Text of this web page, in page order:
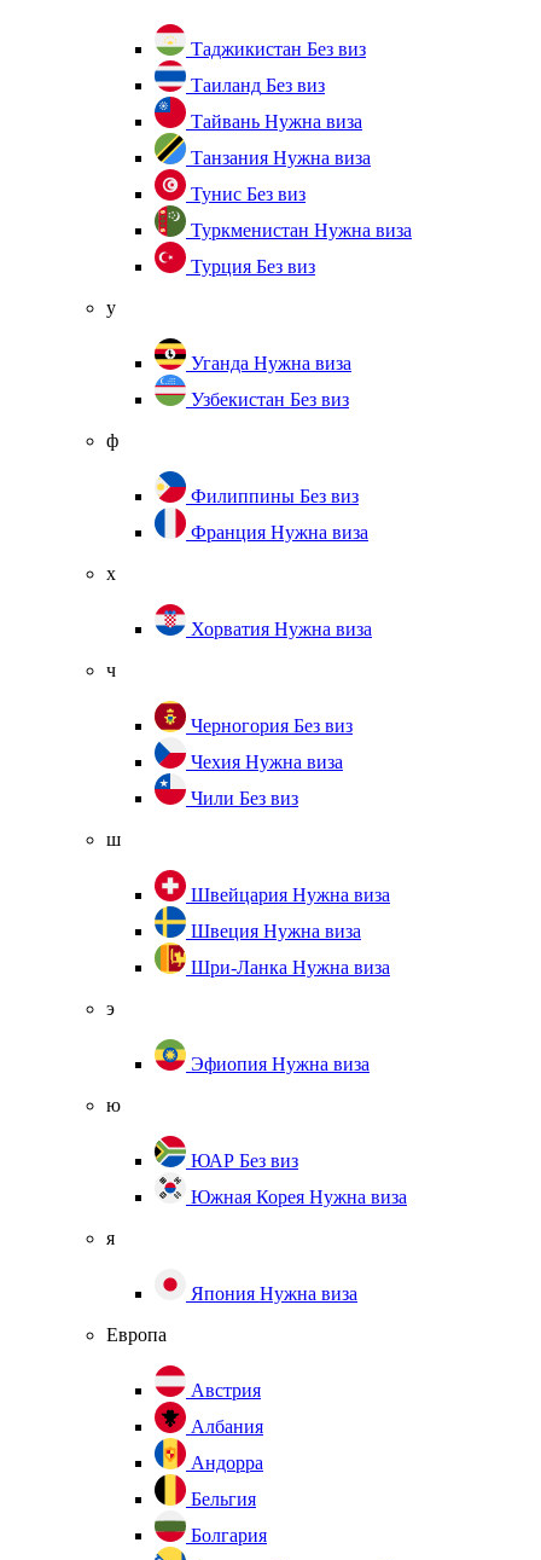
Таджикистан Без виз
Таиланд Без виз
Тайвань Нужна виза
Танзания Нужна виза
Тунис Без виз
Туркменистан Нужна виза
Турция Без виз
у
Уганда Нужна виза
Узбекистан Без виз
ф
Филиппины Без виз
Франция Нужна виза
х
Хорватия Нужна виза
ч
Черногория Без виз
Чехия Нужна виза
Чили Без виз
ш
Швейцария Нужна виза
Швеция Нужна виза
Шри-Ланка Нужна виза
э
Эфиопия Нужна виза
ю
ЮАР Без виз
Южная Корея Нужна виза
я
Япония Нужна виза
Европа
Австрия
Албания
Андорра
Бельгия
Болгария